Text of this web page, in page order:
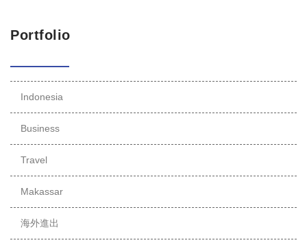
Portfolio
Indonesia
Business
Travel
Makassar
海外進出